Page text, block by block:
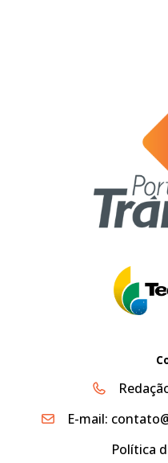
E-mail:
Política